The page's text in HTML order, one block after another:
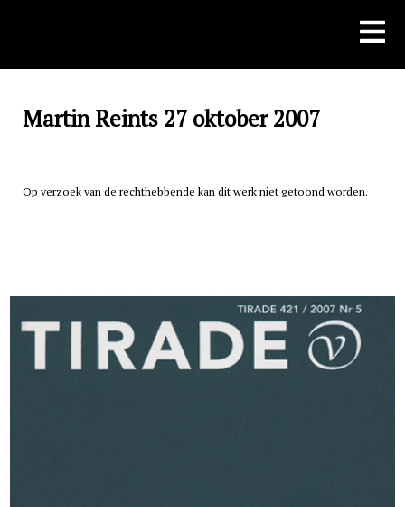
Martin Reints 27 oktober 2007
Op verzoek van de rechthebbende kan dit werk niet getoond worden.